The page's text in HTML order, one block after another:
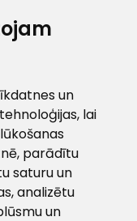
un
lai
parādītu
saturu un
analizētu
un
- 3801